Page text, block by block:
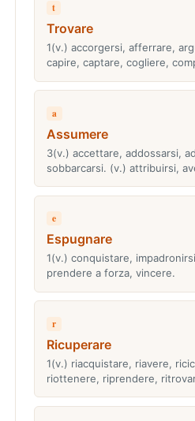
t
Trovare
1(v.) accorgersi, afferrare,
capire, captare, cogliere,
a
Assumere
3(v.) accettare, addossarsi,
sobbarcarsi. (v.) attribuirsi,
e
Espugnare
1(v.) conquistare,
prendere a forza, vincere.
r
Ricuperare
1(v.) riacquistare, riavere,
riottenere, riprendere,